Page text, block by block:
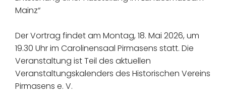
Mainz“
Der Vortrag findet am Montag, 18. Mai 2026, um
19.30 Uhr im Carolinensaal Pirmasens statt. Die
Veranstaltung ist Teil des aktuellen
Veranstaltungskalenders des Historischen Vereins
Pirmasens e. V.